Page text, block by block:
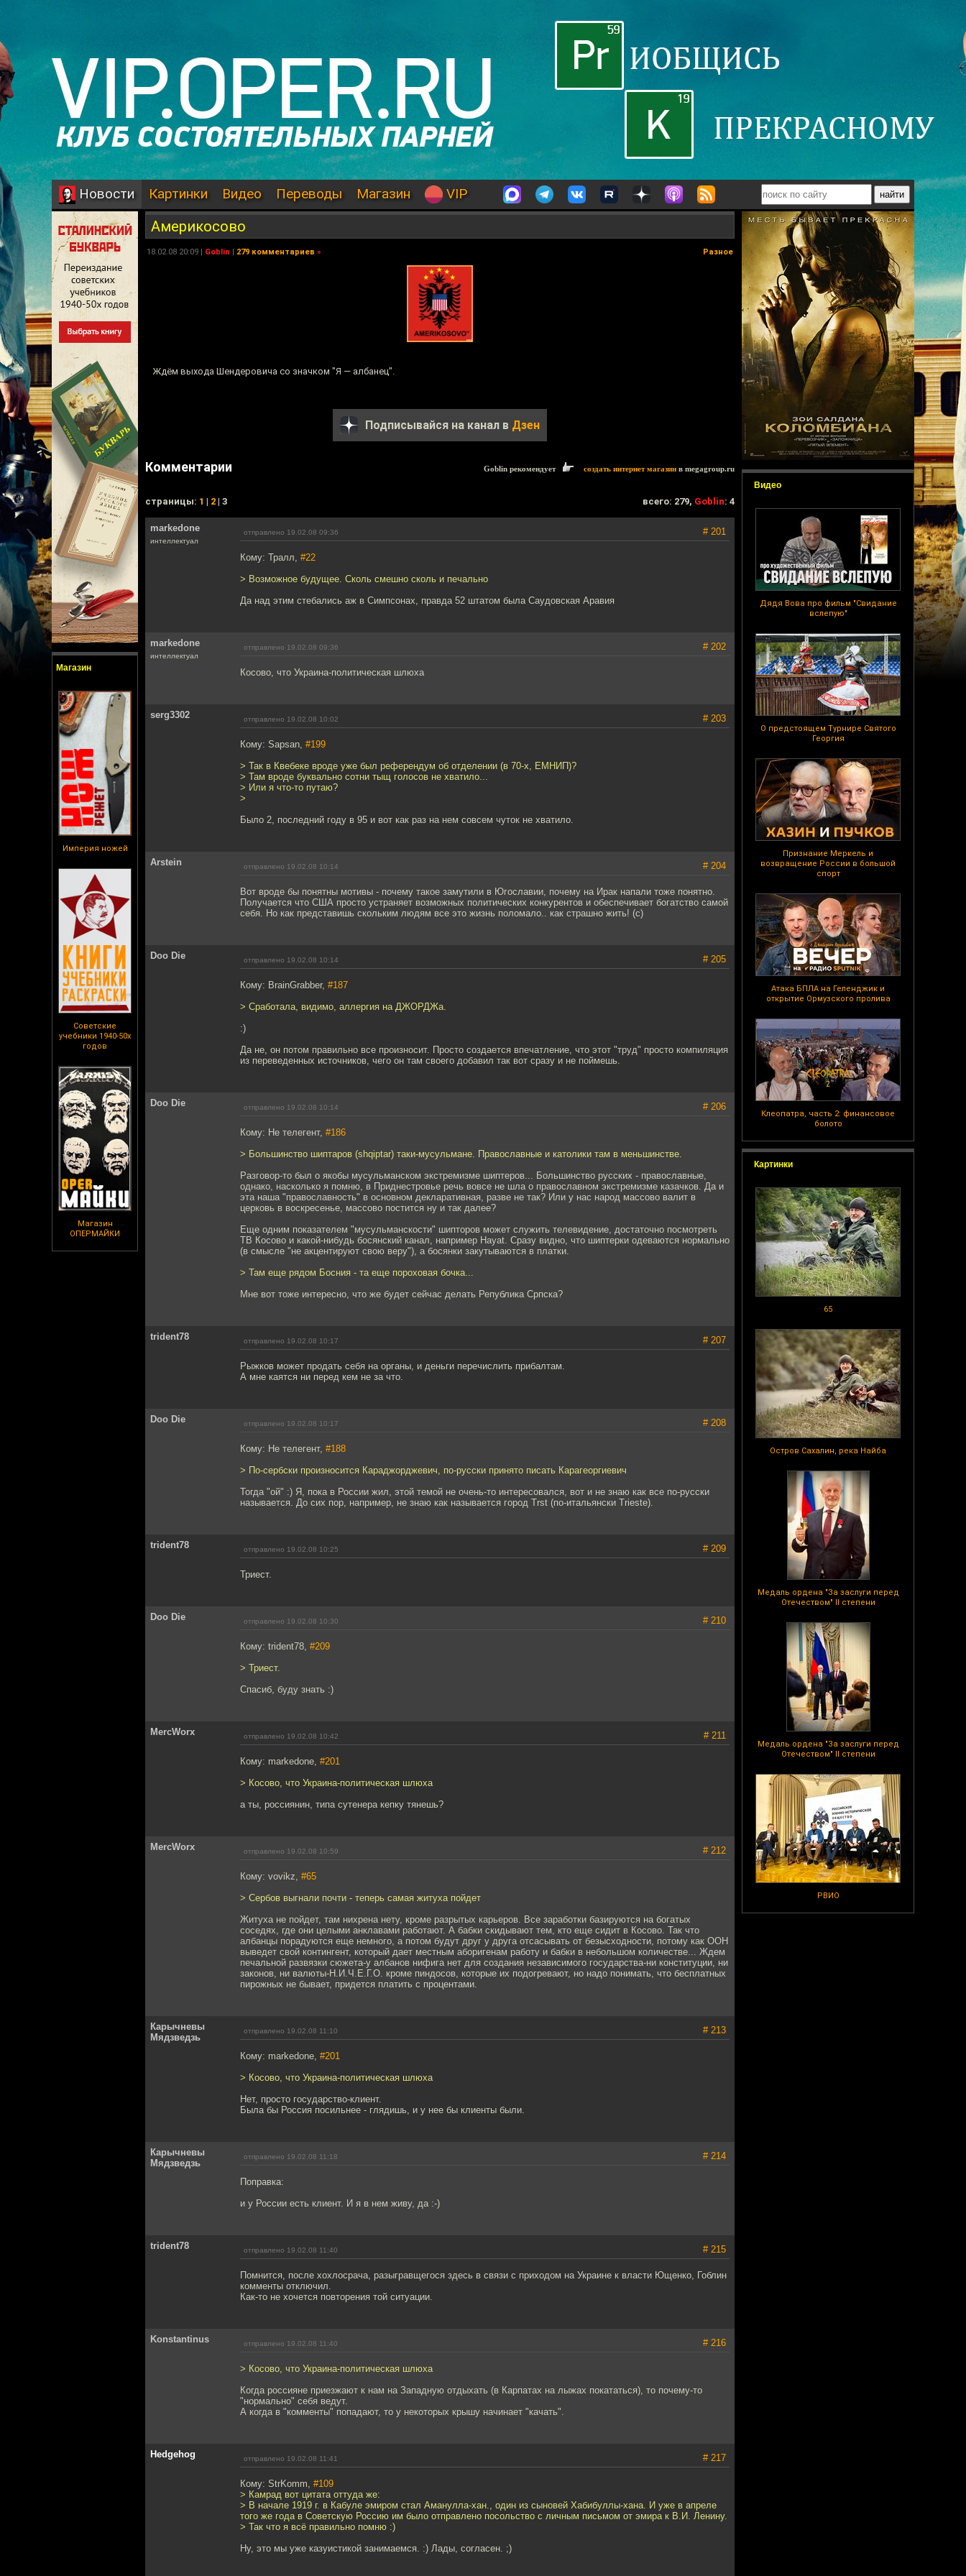
Новости Картинки Видео Переводы Магазин VIP
Магазин
Империя ножей
Советские
учебники 1940-50х
годов
Магазин
ОПЕРМАЙКИ
Видео
Дядя Вова про фильм "Свидание
вслепую"
О предстоящем Турнире Святого
Георгия
Признание Меркель и
возвращение России в большой
спорт
Атака БПЛА на Геленджик и
открытие Ормузского пролива
Клеопатра, часть 2: финансовое
болото
Картинки
65
Остров Сахалин, река Найба
Медаль ордена "За заслуги перед
Отечеством" II степени
Медаль ордена "За заслуги перед
Отечеством" II степени
РВИО
Америкосово
18.02.08 20:09 | Goblin | 279 комментариев » Разное
Ждём выхода Шендеровича со значком "Я — албанец".
Подписывайся на канал в Дзен
Комментарии Goblin рекомендует создать интернет магазин в megagroup.ru
cтраницы: 1 | 2 | 3 всего: 279, Goblin: 4
markedone
интеллектуал
отправлено 19.02.08 09:36 # 201
Кому: Тралл, #22
> Возможное будущее. Сколь смешно сколь и печально
Да над этим стебались аж в Симпсонах, правда 52 штатом была Саудовская Аравия
markedone
интеллектуал
отправлено 19.02.08 09:36 # 202
Косово, что Украина-политическая шлюха
serg3302 отправлено 19.02.08 10:02 # 203
Кому: Sapsan, #199
> Так в Квебеке вроде уже был референдум об отделении (в 70-х, ЕМНИП)?
> Там вроде буквально сотни тыщ голосов не хватило...
> Или я что-то путаю?
>
Было 2, последний году в 95 и вот как раз на нем совсем чуток не хватило.
Arstein отправлено 19.02.08 10:14 # 204
Вот вроде бы понятны мотивы - почему такое замутили в Югославии, почему на Ирак напали тоже понятно.
Получается что США просто устраняет возможных политических конкурентов и обеспечивает богатство самой
себя. Но как представишь скольким людям все это жизнь поломало.. как страшно жить! (с)
Doo Die отправлено 19.02.08 10:14 # 205
Кому: BrainGrabber, #187
> Сработала, видимо, аллергия на ДЖОРДЖа.
:)
Да не, он потом правильно все произносит. Просто создается впечатление, что этот "труд" просто компиляция
из переведенных источников, чего он там своего добавил так вот сразу и не поймешь.
Doo Die отправлено 19.02.08 10:14 # 206
Кому: Не телегент, #186
> Большинство шиптаров (shqiptar) таки-мусульмане. Православные и католики там в меньшинстве.
Разговор-то был о якобы мусульманском экстремизме шиптеров... Большинство русских - православные,
однако, насколько я помню, в Приднестровье речь вовсе не шла о православном экстремизме казачков. Да и
эта наша "православность" в основном декларативная, разве не так? Или у нас народ массово валит в
церковь в воскресенье, массово постится ну и так далее?
Еще одним показателем "мусульманскости" шипторов может служить телевидение, достаточно посмотреть
ТВ Косово и какой-нибудь босянский канал, например Hayat. Сразу видно, что шиптерки одеваются нормально
(в смысле "не акцентируют свою веру"), а босянки закутываются в платки.
> Там еще рядом Босния - та еще пороховая бочка...
Мне вот тоже интересно, что же будет сейчас делать Република Српска?
trident78 отправлено 19.02.08 10:17 # 207
Рыжков может продать себя на органы, и деньги перечислить прибалтам.
А мне каятся ни перед кем не за что.
Doo Die отправлено 19.02.08 10:17 # 208
Кому: Не телегент, #188
> По-сербски произносится Караджорджевич, по-русски принято писать Карагеоргиевич
Тогда "ой" :) Я, пока в России жил, этой темой не очень-то интересовался, вот и не знаю как все по-русски
называется. До сих пор, например, не знаю как называется город Trst (по-итальянски Trieste).
trident78 отправлено 19.02.08 10:25 # 209
Триест.
Doo Die отправлено 19.02.08 10:30 # 210
Кому: trident78, #209
> Триест.
Спасиб, буду знать :)
MercWorx отправлено 19.02.08 10:42 # 211
Кому: markedone, #201
> Косово, что Украина-политическая шлюха
а ты, россиянин, типа сутенера кепку тянешь?
MercWorx отправлено 19.02.08 10:59 # 212
Кому: vovikz, #65
> Сербов выгнали почти - теперь самая житуха пойдет
Житуха не пойдет, там нихрена нету, кроме разрытых карьеров. Все заработки базируются на богатых
соседях, где они целыми анклавами работают. А бабки скидывают тем, кто еще сидит в Косово. Так что
албанцы порадуются еще немного, а потом будут друг у друга отсасывать от безысходности, потому как ООН
выведет свой контингент, который дает местным аборигенам работу и бабки в небольшом количестве... Ждем
печальной развязки сюжета-у албанов нифига нет для создания независимого государства-ни конституции, ни
законов, ни валюты-Н.И.Ч.Е.Г.О. кроме пиндосов, которые их подогревают, но надо понимать, что бесплатных
пирожных не бывает, придется платить с процентами.
Карычневы
Мядзведзь
отправлено 19.02.08 11:10 # 213
Кому: markedone, #201
> Косово, что Украина-политическая шлюха
Нет, просто государство-клиент.
Была бы Россия посильнее - глядишь, и у нее бы клиенты были.
Карычневы
Мядзведзь
отправлено 19.02.08 11:18 # 214
Поправка:
и у России есть клиент. И я в нем живу, да :-)
trident78 отправлено 19.02.08 11:40 # 215
Помнится, после хохлосрача, разыгравщегося здесь в связи с приходом на Украине к власти Ющенко, Гоблин
комменты отключил.
Как-то не хочется повторения той ситуации.
Konstantinus отправлено 19.02.08 11:40 # 216
> Косово, что Украина-политическая шлюха
Когда россияне приезжают к нам на Западную отдыхать (в Карпатах на лыжах покататься), то почему-то
"нормально" себя ведут.
А когда в "комменты" попадают, то у некоторых крышу начинает "качать".
Hedgehog отправлено 19.02.08 11:41 # 217
Кому: StrKomm, #109
> Камрад вот цитата оттуда же:
> В начале 1919 г. в Кабуле эмиром стал Аманулла-хан., один из сыновей Хабибуллы-хана. И уже в апреле
того же года в Советскую Россию им было отправлено посольство с личным письмом от эмира к В.И. Ленину.
> Так что я всё правильно помню :)
Ну, это мы уже казуистикой занимаемся. :) Лады, согласен. ;)